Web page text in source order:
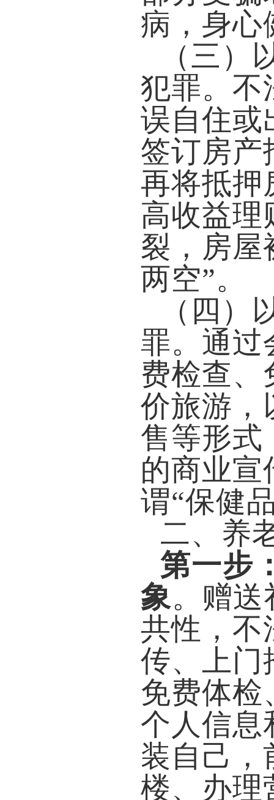
病，身心
（三）
犯罪。 不
误自住或
签订房产
再将抵押
高收益理
裂，房屋
两空”。
（四）
罪。 通过
费检查、
价旅游，
售等形式
的商业宣
谓“保健
二、养
第一步
象。 赠送
共性，不
传、上门
免费体检
个人信息
装自己，
楼、办理